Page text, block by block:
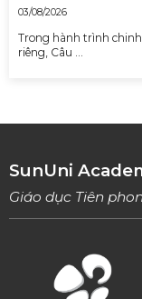
03/08/2026
Trong hành trình
riêng, Câu …
SunUni
Giáo dục Tiên